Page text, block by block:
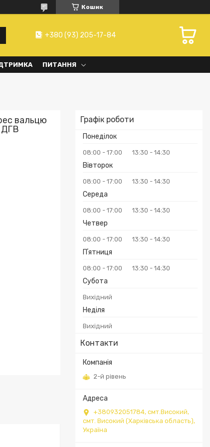
Кошик
+380 (93) 205-17-84
ПИТАННЯ
Графік роботи
Понеділок
08:00 17:00 13:30 14:30
Вівторок
08:00 17:00 13:30 14:30
Середа
08:00 17:00 13:30 14:30
Четвер
08:00 17:00 13:30 14:30
Пʼятниця
08:00 17:00 13:30 14:30
Субота
Вихідний
Неділя
Вихідний
Контакти
2-й рівень
+380932051784, смт.Високий,
смт. Високий (Харківська область),
Україна
вальцю
ДГВ